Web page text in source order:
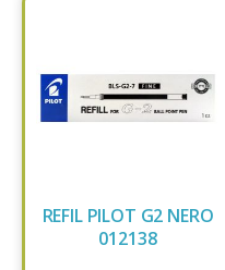
REFIL PILOT G2 NERO
012138